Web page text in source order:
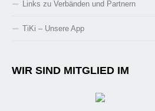
Links zu Verbänden und Partnern
TiKi – Unsere App
WIR SIND MITGLIED IM